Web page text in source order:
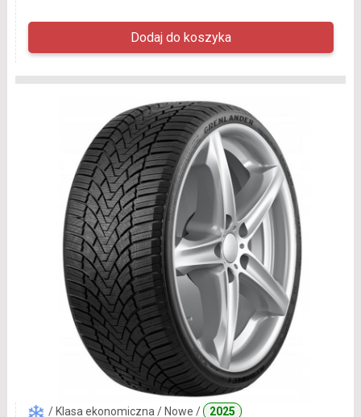
/ Klasa ekonomiczna / Nowe / 2025